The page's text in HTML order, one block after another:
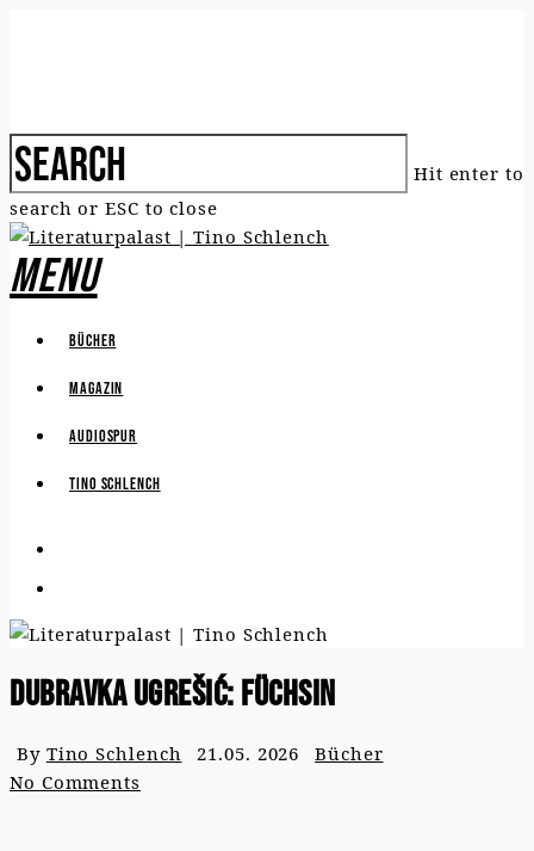
Hit enter to
search or ESC to close
Menu
Bücher
Magazin
Audiospur
Tino Schlench
Dubravka Ugrešić: Füchsin
By Tino Schlench 21.05. 2026
Bücher
No Comments